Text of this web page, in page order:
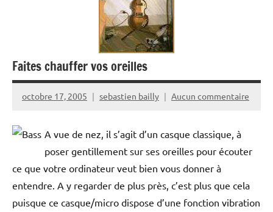
Faites chauffer vos oreilles
octobre 17, 2005 sebastien bailly Aucun commentaire
A vue de nez, il s’agit d’un casque classique, à
poser gentillement sur ses oreilles pour écouter
ce que votre ordinateur veut bien vous donner à
entendre. A y regarder de plus près, c’est plus que cela
puisque ce casque/micro dispose d’une fonction vibration